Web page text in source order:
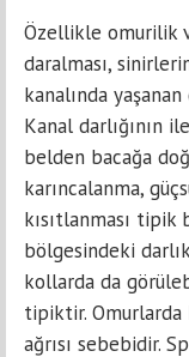
Özellikle omurilik
daralması,
kanalında
Kanal darlığının
belden bacağa
karıncalanma,
kısıtlanması tipik
bölgesindeki
kollarda da
tipiktir.
ağrısı sebebidir.